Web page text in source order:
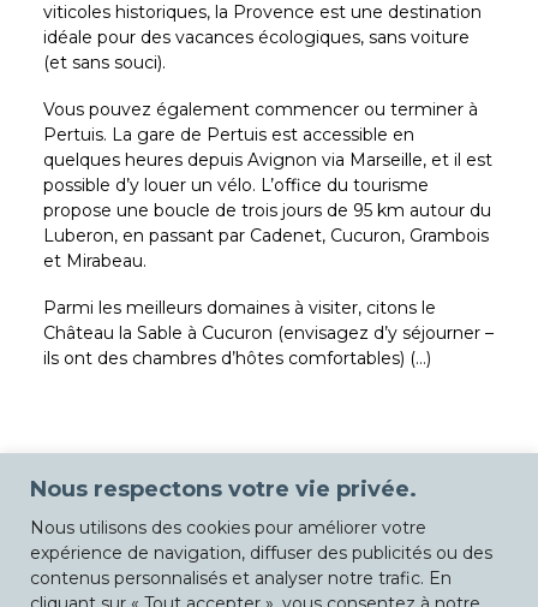
Nous respectons votre vie privée.
Nous utilisons des cookies pour améliorer votre
expérience de navigation, diffuser des publicités ou des
contenus personnalisés et analyser notre trafic. En
viticoles historiques, la Provence est une destination
idéale pour des vacances écologiques, sans voiture
(et sans souci).
Vous pouvez également commencer ou terminer à
Pertuis. La gare de Pertuis est accessible en
quelques heures depuis Avignon via Marseille, et il est
possible d’y louer un vélo. L’office du tourisme
propose une boucle de trois jours de 95 km autour du
Luberon, en passant par Cadenet, Cucuron, Grambois
et Mirabeau.
Parmi les meilleurs domaines à visiter, citons le
Château la Sable à Cucuron (envisagez d’y séjourner –
ils ont des chambres d’hôtes comfortables) (…)